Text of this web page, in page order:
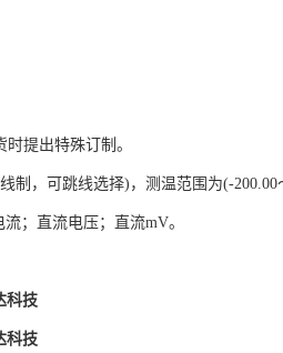
提出特殊订制。
制，可跳线选择)，测温范围为(-
；直流电压；直流mV。
科技
科技